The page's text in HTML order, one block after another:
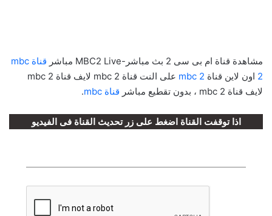
مشاهدة قناة ام بى سى 2 بث مباشر-MBC2 Live مباشر
قناة mbc
2 اون لاين قناة mbc 2
على النت قناة mbc 2 لايف قناة mbc 2
لايف قناة mbc 2 ، بدون تقطيع مباشر
قناة mbc .
اذا توقفت القناة اضغط على زر تحديث القناة فى الفيديو